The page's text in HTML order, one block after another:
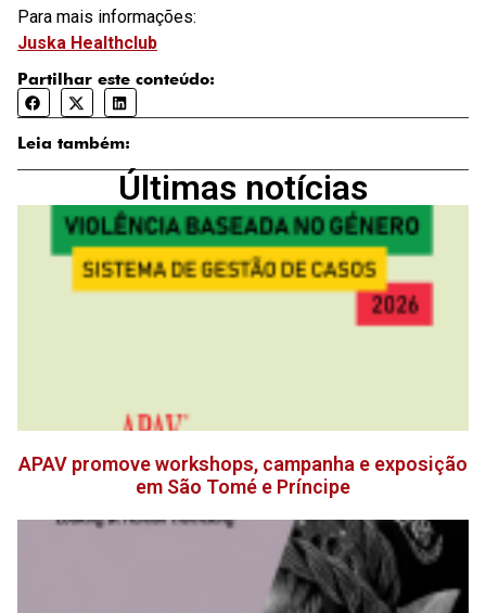
Para mais informações:
Juska Healthclub
Partilhar este conteúdo:
Leia também:
Últimas notícias
APAV promove workshops, campanha e exposição
em São Tomé e Príncipe